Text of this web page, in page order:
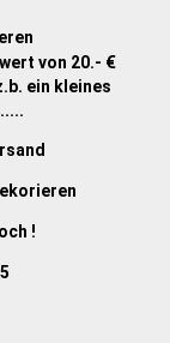
von 20.- €
ein kleines
!